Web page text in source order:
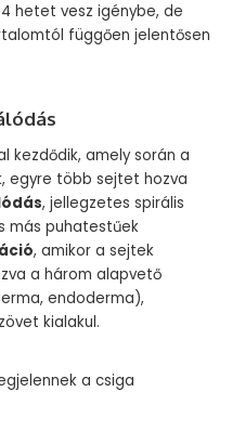
hetet vesz igénybe, de
függően jelentősen
kezdődik, amely során a
egyre több sejtet hozva
, jellegzetes spirális
más puhatestűek
, amikor a sejtek
a három alapvető
endoderma),
kialakul.
a csiga